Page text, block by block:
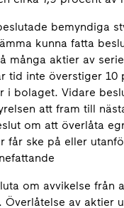
bemyndiga
kunna fatta
många aktier av
tid inte överstiger 10
i bolaget. Vidare
att fram till
om att överlåta
får ske på eller
om avvikelse från
Överlåtelse av aktier